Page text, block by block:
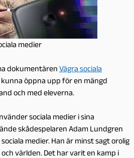
medier
dokumentären Vägra sociala
öppna upp för en mängd
och med eleverna.
sociala medier i sina
skådespelaren Adam Lundgren
medier. Han är minst sagt orolig
världen. Det har varit en kamp i